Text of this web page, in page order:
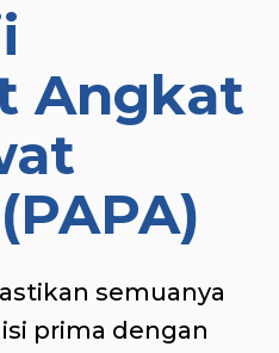
Angkat
semuanya
prima dengan